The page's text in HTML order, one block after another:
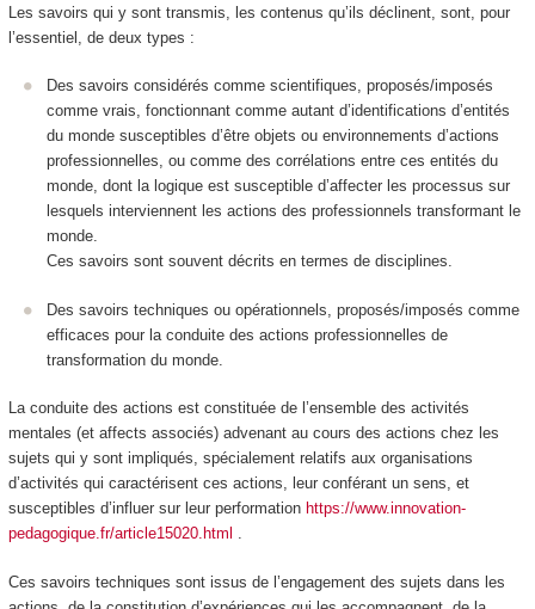
Les savoirs qui y sont transmis, les contenus qu’ils déclinent, sont, pour
l’essentiel, de deux types :
Des savoirs considérés comme scientifiques, proposés/imposés
comme vrais, fonctionnant comme autant d’identifications d’entités
du monde susceptibles d’être objets ou environnements d’actions
professionnelles, ou comme des corrélations entre ces entités du
monde, dont la logique est susceptible d’affecter les processus sur
lesquels interviennent les actions des professionnels transformant le
monde.
Ces savoirs sont souvent décrits en termes de disciplines.
Des savoirs techniques ou opérationnels, proposés/imposés comme
efficaces pour la conduite des actions professionnelles de
transformation du monde.
La conduite des actions est constituée de l’ensemble des activités
mentales (et affects associés) advenant au cours des actions chez les
sujets qui y sont impliqués, spécialement relatifs aux organisations
d’activités qui caractérisent ces actions, leur conférant un sens, et
susceptibles d’influer sur leur performation https://www.innovation-
pedagogique.fr/article15020.html .
Ces savoirs techniques sont issus de l’engagement des sujets dans les